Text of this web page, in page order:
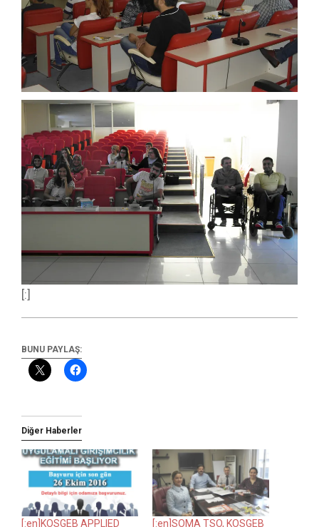
[:]
BUNU PAYLAŞ:
Diğer Haberler
[:en]KOSGEB APPLIED
[:en]SOMA TSO, KOSGEB